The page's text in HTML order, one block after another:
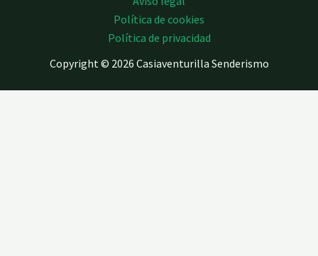
Política de cookies
Política de privacidad
Copyright © 2026 Casiaventurilla Senderismo